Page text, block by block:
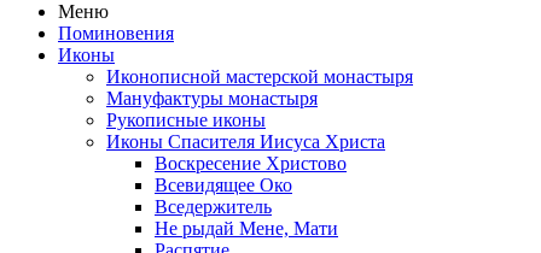
Меню
Поминовения
Иконы
Иконописной мастерской монастыря
Мануфактуры монастыря
Рукописные иконы
Иконы Спасителя Иисуса Христа
Воскресение Христово
Всевидящее Око
Вседержитель
Не рыдай Мене, Мати